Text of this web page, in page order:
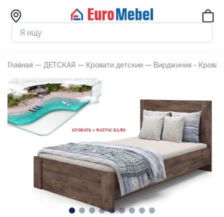
Главная — ДЕТСКАЯ — Кровати детские — Вирджиния -